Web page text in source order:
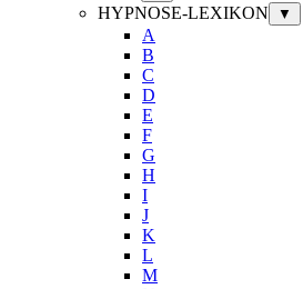
HYPNOSE-LEXIKON ▼
A
B
C
D
E
F
G
H
I
J
K
L
M